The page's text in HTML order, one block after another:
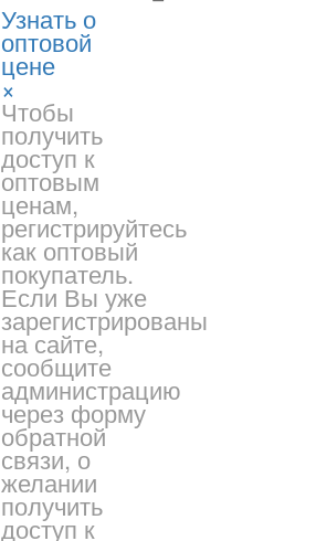
Узнать о
оптовой
цене
×
Чтобы
получить
доступ к
оптовым
ценам,
регистрируйтесь
как оптовый
покупатель.
Если Вы уже
зарегистрированы
на сайте,
сообщите
администрацию
через форму
обратной
связи, о
желании
получить
доступ к